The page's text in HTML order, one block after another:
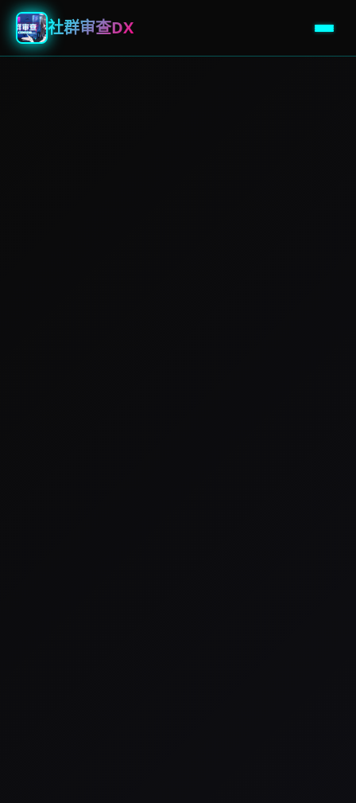
社群审查DX